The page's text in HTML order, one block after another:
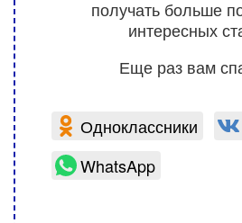
получать больше
интересных
Еще раз вам
Одноклассники
WhatsApp